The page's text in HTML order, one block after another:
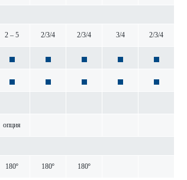
2 – 5 2/3/4 2/3/4 3/4 2/3/4
опция
180º 180º 180º